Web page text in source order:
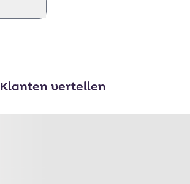
Klanten vertellen